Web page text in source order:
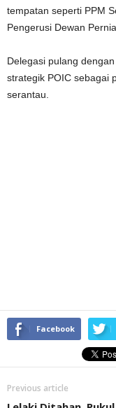
tempatan seperti PPM
Pengerusi Dewan
Delegasi pulang
strategik POIC sebagai
serantau.
Facebook
Previous article